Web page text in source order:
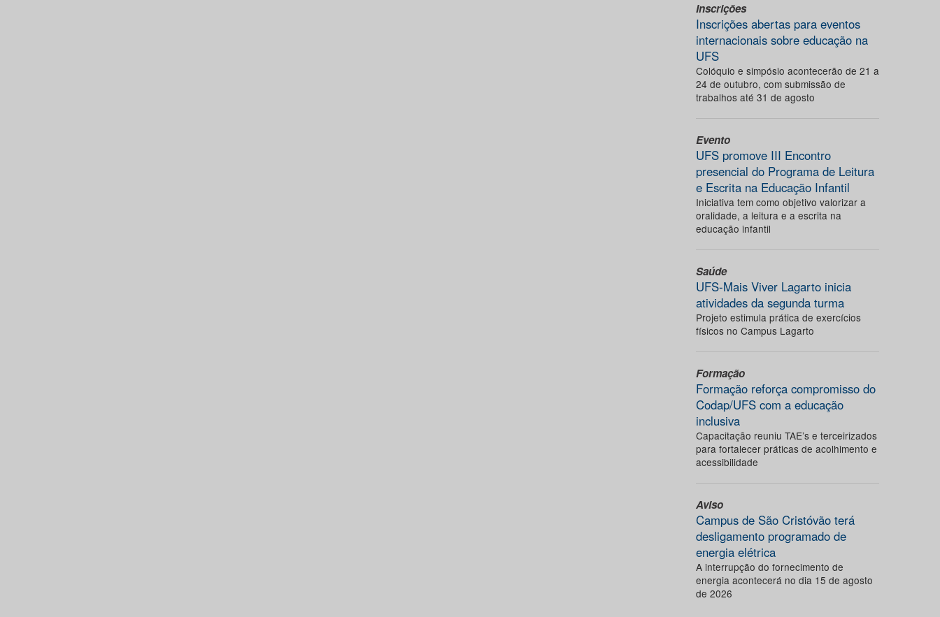
Inscrições
Inscrições abertas para eventos
internacionais sobre educação na
UFS
Colóquio e simpósio acontecerão de 21 a
24 de outubro, com submissão de
trabalhos até 31 de agosto
Evento
UFS promove III Encontro
presencial do Programa de Leitura
e Escrita na Educação Infantil
Iniciativa tem como objetivo valorizar a
oralidade, a leitura e a escrita na
educação infantil
Saúde
UFS-Mais Viver Lagarto inicia
atividades da segunda turma
Projeto estimula prática de exercícios
físicos no Campus Lagarto
Formação
Formação reforça compromisso do
Codap/UFS com a educação
inclusiva
Capacitação reuniu TAE’s e terceirizados
para fortalecer práticas de acolhimento e
acessibilidade
Aviso
Campus de São Cristóvão terá
desligamento programado de
energia elétrica
A interrupção do fornecimento de
energia acontecerá no dia 15 de agosto
de 2026